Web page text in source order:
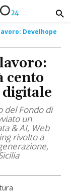
Develhope
cento
del Fondo di
un
& AI, Web
rivolto a